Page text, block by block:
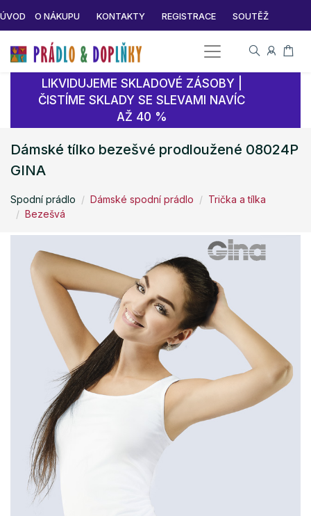
ÚVOD O NÁKUPU KONTAKTY REGISTRACE SOUTĚŽ
LIKVIDUJEME SKLADOVÉ ZÁSOBY |
ČISTÍME SKLADY SE SLEVAMI NAVÍC
AŽ 40 %
Dámské tílko bezešvé prodloužené 08024P
GINA
Spodní prádlo Dámské spodní prádlo
Trička a tílka
Bezešvá